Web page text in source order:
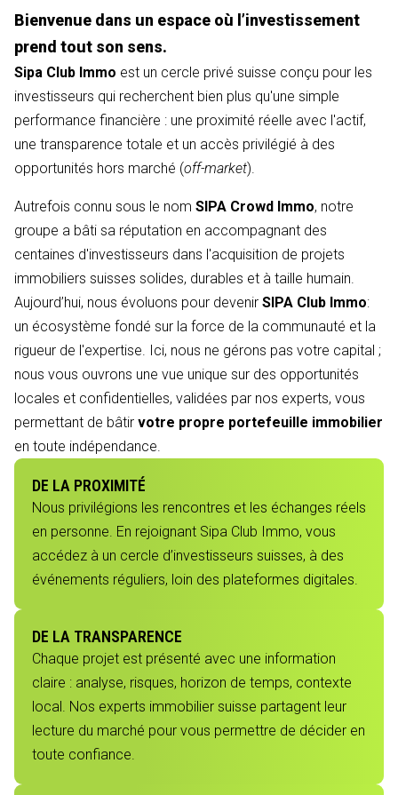
Bienvenue dans un espace où l’investissement
prend tout son sens.
Sipa Club Immo est un cercle privé suisse conçu pour les
investisseurs qui recherchent bien plus qu'une simple
performance financière : une proximité réelle avec l'actif,
une transparence totale et un accès privilégié à des
opportunités hors marché (off-market).
Autrefois connu sous le nom SIPA Crowd Immo, notre
groupe a bâti sa réputation en accompagnant des
centaines d'investisseurs dans l'acquisition de projets
immobiliers suisses solides, durables et à taille humain.
Aujourd’hui, nous évoluons pour devenir SIPA Club Immo:
un écosystème fondé sur la force de la communauté et la
rigueur de l'expertise. Ici, nous ne gérons pas votre capital ;
nous vous ouvrons une vue unique sur des opportunités
locales et confidentielles, validées par nos experts, vous
permettant de bâtir votre propre portefeuille immobilier
en toute indépendance.
DE LA PROXIMITÉ
Nous privilégions les rencontres et les échanges réels
en personne. En rejoignant Sipa Club Immo, vous
accédez à un cercle d’investisseurs suisses, à des
événements réguliers, loin des plateformes digitales.
DE LA TRANSPARENCE
Chaque projet est présenté avec une information
claire : analyse, risques, horizon de temps, contexte
local. Nos experts immobilier suisse partagent leur
lecture du marché pour vous permettre de décider en
toute confiance.